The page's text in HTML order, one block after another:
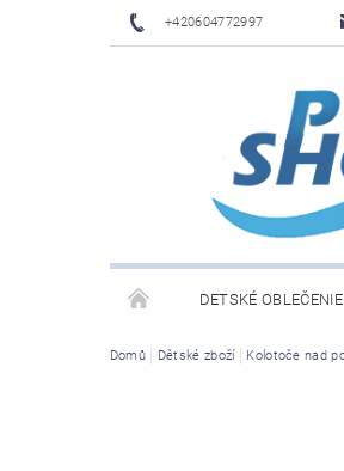
+420604772997
DETSKÉ OBLEČENIE
PRIME DRINK BY LOGAN
Domů Dětské zboží Kolotoče nad